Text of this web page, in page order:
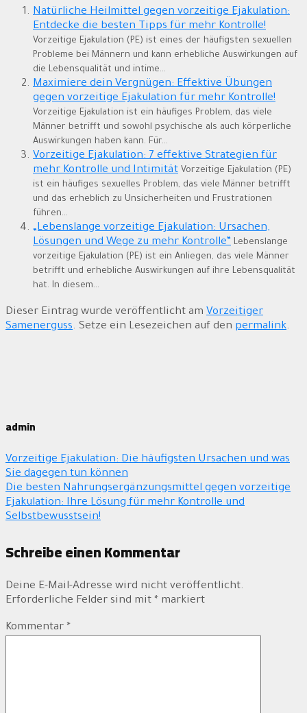
Natürliche Heilmittel gegen vorzeitige Ejakulation:
Entdecke die besten Tipps für mehr Kontrolle!
Vorzeitige Ejakulation (PE) ist eines der häufigsten sexuellen
Probleme bei Männern und kann erhebliche Auswirkungen auf
die Lebensqualität und intime...
Maximiere dein Vergnügen: Effektive Übungen
gegen vorzeitige Ejakulation für mehr Kontrolle!
Vorzeitige Ejakulation ist ein häufiges Problem, das viele
Männer betrifft und sowohl psychische als auch körperliche
Auswirkungen haben kann. Für...
Vorzeitige Ejakulation: 7 effektive Strategien für
mehr Kontrolle und Intimität Vorzeitige Ejakulation (PE)
ist ein häufiges sexuelles Problem, das viele Männer betrifft
und das erheblich zu Unsicherheiten und Frustrationen
führen...
„Lebenslange vorzeitige Ejakulation: Ursachen,
Lösungen und Wege zu mehr Kontrolle“ Lebenslange
vorzeitige Ejakulation (PE) ist ein Anliegen, das viele Männer
betrifft und erhebliche Auswirkungen auf ihre Lebensqualität
hat. In diesem...
Dieser Eintrag wurde veröffentlicht am Vorzeitiger
Samenerguss. Setze ein Lesezeichen auf den permalink.
admin
Vorzeitige Ejakulation: Die häufigsten Ursachen und was
Sie dagegen tun können
Die besten Nahrungsergänzungsmittel gegen vorzeitige
Ejakulation: Ihre Lösung für mehr Kontrolle und
Selbstbewusstsein!
Schreibe einen Kommentar
Deine E-Mail-Adresse wird nicht veröffentlicht.
Erforderliche Felder sind mit * markiert
Kommentar *